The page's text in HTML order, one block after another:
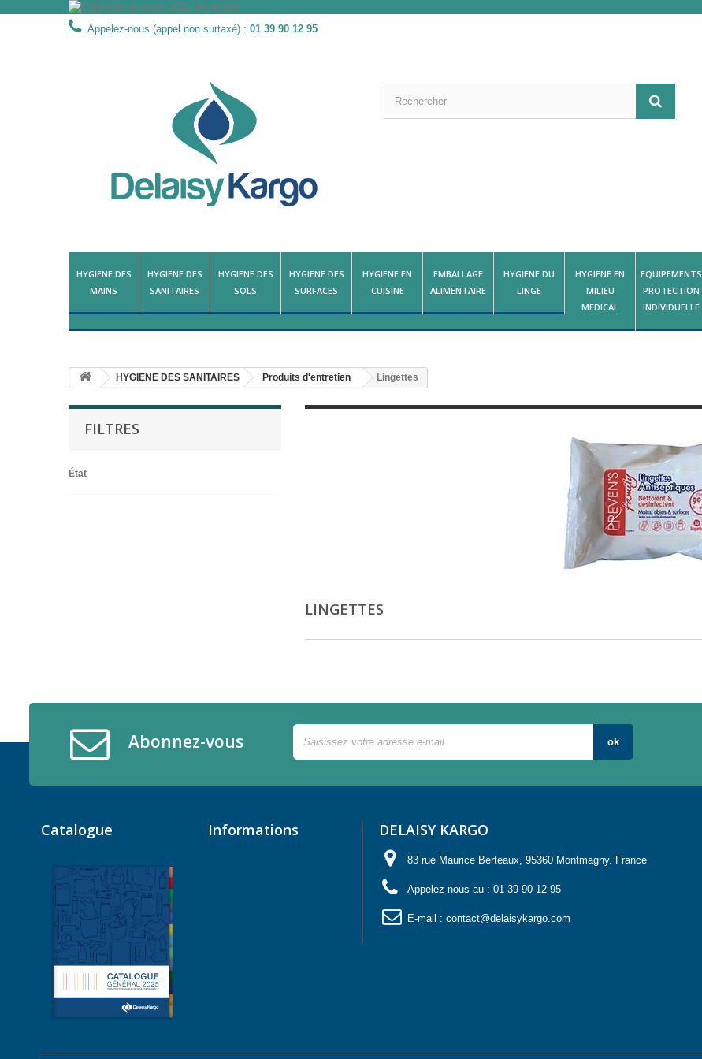
Appelez-nous (appel non surtaxé) : 01 39 90 12 95
HYGIENE DES
MAINS
HYGIENE DES
SANITAIRES
HYGIENE DES
SOLS
HYGIENE DES
SURFACES
HYGIENE EN
CUISINE
EMBALLAGE
ALIMENTAIRE
HYGIENE DU
LINGE
HYGIENE EN
MILIEU
MEDICAL
EQUIPEMENTS
PROTECTION
INDIVIDUELLE
HYGIENE DES SANITAIRES Produits d'entretien Lingettes
FILTRES
État
LINGETTES
Abonnez-vous ok
Catalogue Informations DELAISY KARGO
83 rue Maurice Berteaux, 95360 Montmagny. France
Appelez-nous au :01 39 90 12 95
E-mail :contact@delaisykargo.com